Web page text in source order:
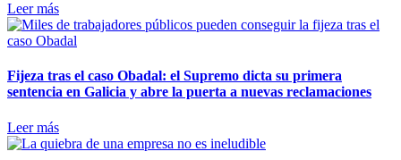
Leer más
Fijeza tras el caso Obadal: el Supremo dicta su primera
sentencia en Galicia y abre la puerta a nuevas reclamaciones
Leer más